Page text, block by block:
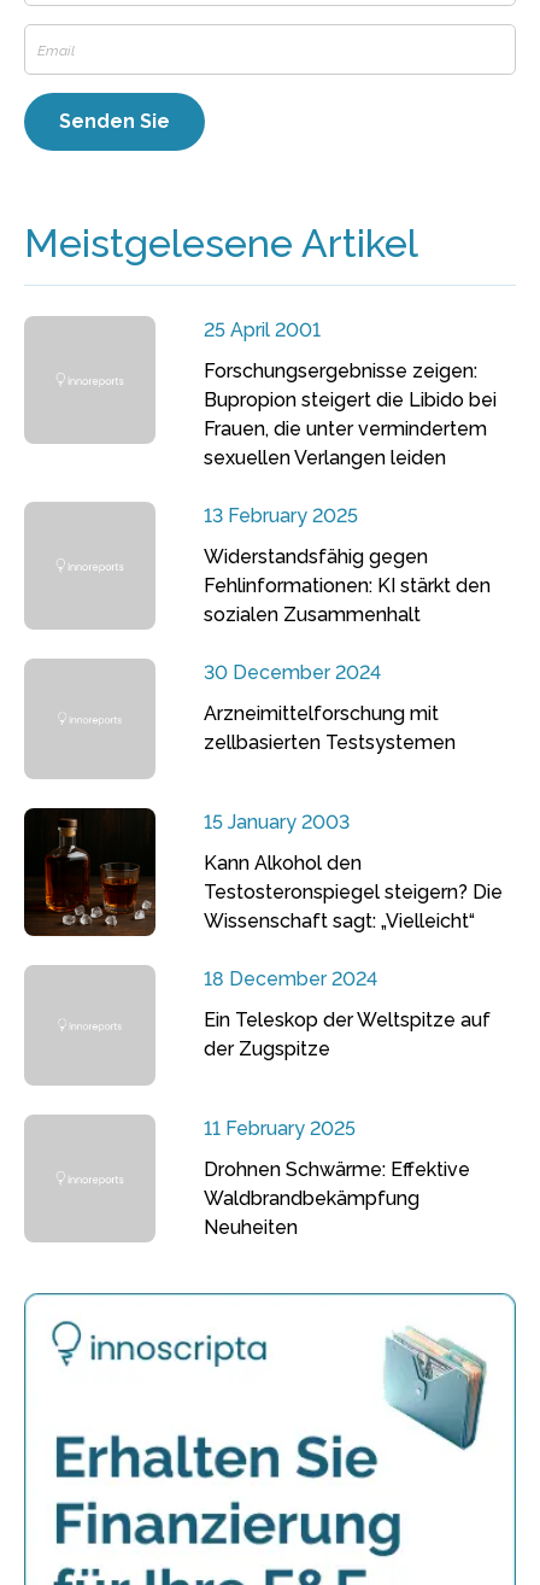
Meistgelesene Artikel
25 April 2001
Forschungsergebnisse zeigen:
Bupropion steigert die Libido bei
Frauen, die unter vermindertem
sexuellen Verlangen leiden
13 February 2025
Widerstandsfähig gegen
Fehlinformationen: KI stärkt den
sozialen Zusammenhalt
30 December 2024
Arzneimittelforschung mit
zellbasierten Testsystemen
15 January 2003
Kann Alkohol den
Testosteronspiegel steigern? Die
Wissenschaft sagt: „Vielleicht“
18 December 2024
Ein Teleskop der Weltspitze auf
der Zugspitze
11 February 2025
Drohnen Schwärme: Effektive
Waldbrandbekämpfung
Neuheiten